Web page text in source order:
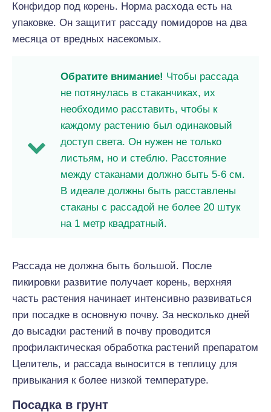
Конфидор под корень. Норма расхода есть на
упаковке. Он защитит рассаду помидоров на два
месяца от вредных насекомых.
Обратите внимание! Чтобы рассада
не потянулась в стаканчиках, их
необходимо расставить, чтобы к
каждому растению был одинаковый
доступ света. Он нужен не только
листьям, но и стеблю. Расстояние
между стаканами должно быть 5-6 см.
В идеале должны быть расставлены
стаканы с рассадой не более 20 штук
на 1 метр квадратный.
Рассада не должна быть большой. После
пикировки развитие получает корень, верхняя
часть растения начинает интенсивно развиваться
при посадке в основную почву. За несколько дней
до высадки растений в почву проводится
профилактическая обработка растений препаратом
Целитель, и рассада выносится в теплицу для
привыкания к более низкой температуре.
Посадка в грунт